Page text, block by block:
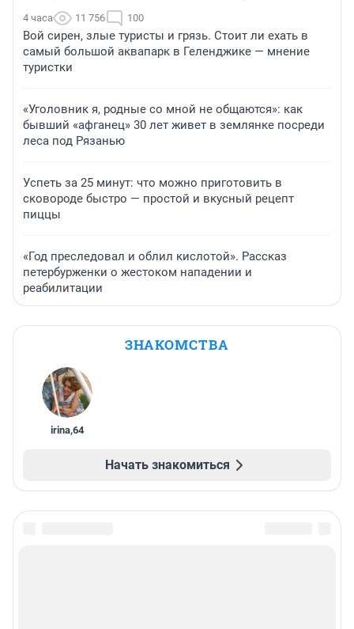
4 часа 11 756 100
Вой сирен, злые туристы и грязь. Стоит ли ехать в
самый большой аквапарк в Геленджике — мнение
туристки
«Уголовник я, родные со мной не общаются»: как
бывший «афганец» 30 лет живет в землянке посреди
леса под Рязанью
Успеть за 25 минут: что можно приготовить в
сковороде быстро — простой и вкусный рецепт
пиццы
«Год преследовал и облил кислотой». Рассказ
петербурженки о жестоком нападении и
реабилитации
ЗНАКОМСТВА
irina,64
Начать знакомиться